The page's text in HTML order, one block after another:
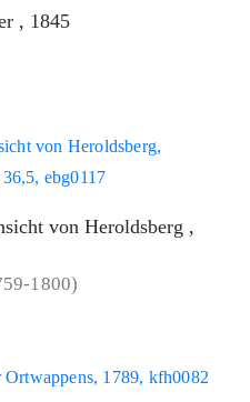
, 1845
von Heroldsberg ,
1800)